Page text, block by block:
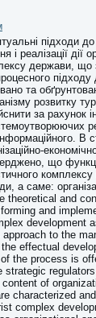
підходи
дії
держави, що
та
розвитку
за рахунок
В
що
а саме:
theoretical and
and
development
to the
effectual
the process is
of
characterized
complex